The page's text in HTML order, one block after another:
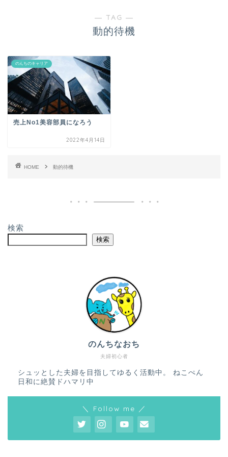
― TAG ―
動的待機
のんちのキャリア
売上No1美容部員になろう
2022年4月14日
HOME 動的待機
検索
検索
夫婦初心者
のんちなおち
シュッとした夫婦を目指してゆるく活動中。 ねこぺん
日和に絶賛ドハマリ中
＼ Follow me ／